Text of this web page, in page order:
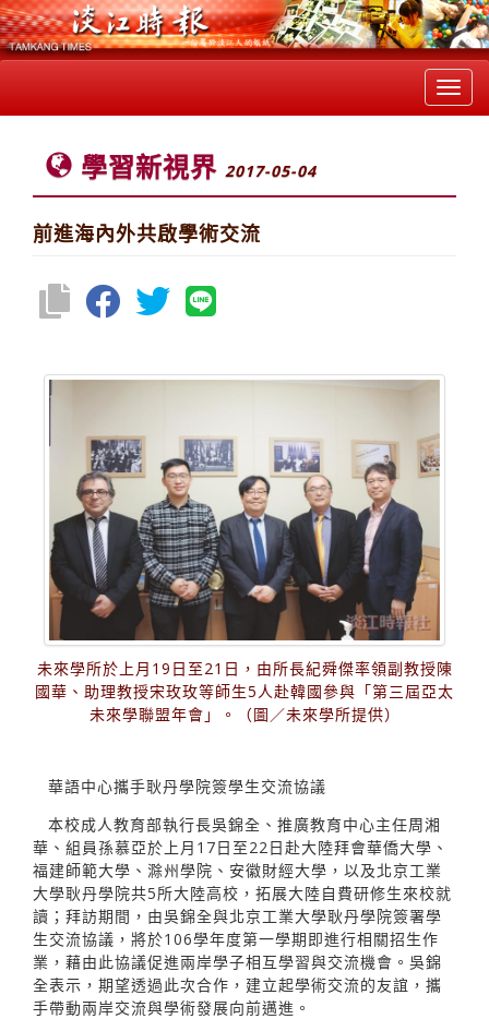
學習新視界 2017-05-04
前進海內外共啟學術交流
未來學所於上月19日至21日，由所長紀舜傑率領副教授陳
國華、助理教授宋玫玫等師生5人赴韓國參與「第三屆亞太
未來學聯盟年會」。（圖／未來學所提供）
華語中心攜手耿丹學院簽學生交流協議
本校成人教育部執行長吳錦全、推廣教育中心主任周湘
華、組員孫慕亞於上月17日至22日赴大陸拜會華僑大學、
福建師範大學、滁州學院、安徽財經大學，以及北京工業
大學耿丹學院共5所大陸高校，拓展大陸自費研修生來校就
讀；拜訪期間，由吳錦全與北京工業大學耿丹學院簽署學
生交流協議，將於106學年度第一學期即進行相關招生作
業，藉由此協議促進兩岸學子相互學習與交流機會。吳錦
全表示，期望透過此次合作，建立起學術交流的友誼，攜
手帶動兩岸交流與學術發展向前邁進。